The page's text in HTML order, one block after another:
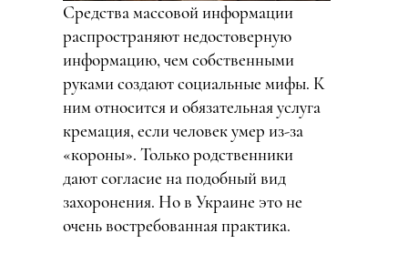
Средства массовой информации
распространяют недостоверную
информацию, чем собственными
руками создают социальные мифы. К
ним относится и обязательная услуга
кремация, если человек умер из-за
«короны». Только родственники
дают согласие на подобный вид
захоронения. Но в Украине это не
очень востребованная практика.